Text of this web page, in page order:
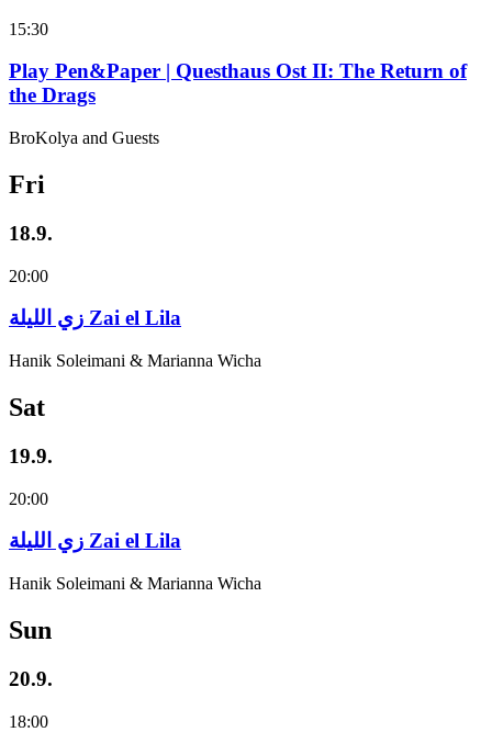
15:30
Play Pen&Paper | Questhaus Ost II: The Return of
the Drags
BroKolya and Guests
Fri
18.9.
20:00
زي‌ اللیلة Zai el Lila
Hanik Soleimani & Marianna Wicha
Sat
19.9.
20:00
زي‌ اللیلة Zai el Lila
Hanik Soleimani & Marianna Wicha
Sun
20.9.
18:00